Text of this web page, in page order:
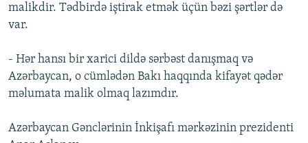
malikdir. Tədbirdə iştirak etmək üçün bəzi şərtlər də
var.
- Hər hansı bir xarici dildə sərbəst danışmaq və
Azərbaycan, o cümlədən Bakı haqqında kifayət qədər
məlumata malik olmaq lazımdır.
Azərbaycan Gənclərinin İnkişafı mərkəzinin prezidenti